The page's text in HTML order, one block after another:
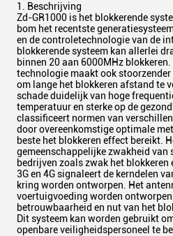
1. Beschrijving
Zd-GR1000 is het blokkerende
bom het recentste
en de controletechnologie van de
blokkerende systeem kan allerlei
binnen 20 aan 6000MHz blokkeren.
technologie maakt ook
om lange het blokkeren afstand te
schade duidelijk van hoge
temperatuur en sterke op de
classificeert normen van
door overeenkomstige optimale
beste het blokkeren effect bereikt.
gemeenschappelijke zwakheid van
bedrijven zoals zwak het
3G en 4G signaleert de kerndelen
kring worden ontworpen. Het
voertuigvoeding worden
betrouwbaarheid en nut van het
Dit systeem kan worden gebruikt
openbare veiligheidspersoneel te